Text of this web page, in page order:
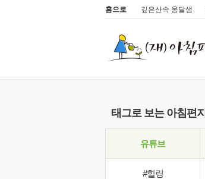
홈으로 깊은산속 옹달샘
태그로 보는 아침편지
유튜브
#힐링